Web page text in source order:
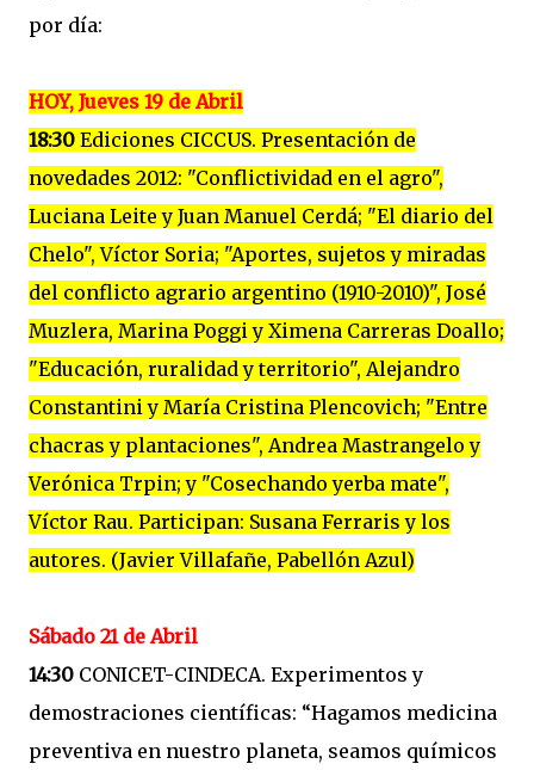
por día:
HOY, Jueves 19 de Abril
18:30 Ediciones CICCUS. Presentación de
novedades 2012: "Conflictividad en el agro",
Luciana Leite y Juan Manuel Cerdá; "El diario del
Chelo", Víctor Soria; "Aportes, sujetos y miradas
del conflicto agrario argentino (1910-2010)", José
Muzlera, Marina Poggi y Ximena Carreras Doallo;
"Educación, ruralidad y territorio", Alejandro
Constantini y María Cristina Plencovich; "Entre
chacras y plantaciones", Andrea Mastrangelo y
Verónica Trpin; y "Cosechando yerba mate",
Víctor Rau. Participan: Susana Ferraris y los
autores. (Javier Villafañe, Pabellón Azul)
Sábado 21 de Abril
14:30 CONICET-CINDECA. Experimentos y
demostraciones científicas: “Hagamos medicina
preventiva en nuestro planeta, seamos químicos